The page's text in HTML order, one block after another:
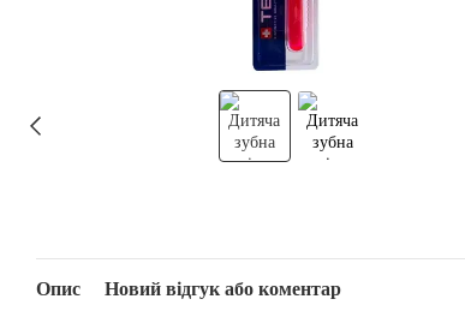
Опис Новий відгук або коментар